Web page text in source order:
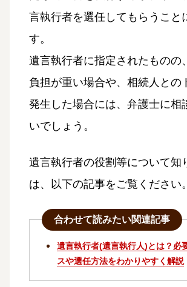
言執行者を選任してもらうこと
す。
遺言執行者に指定されたものの
負担が重い場合や、相続人との
発生した場合には、弁護士に相
いでしょう。
遺言執行者の役割等について知
は、以下の記事をご覧ください。
合わせて読みたい関連記事
遺言執行者(遺言執行人)とは？必
スや選任方法をわかりやすく解説